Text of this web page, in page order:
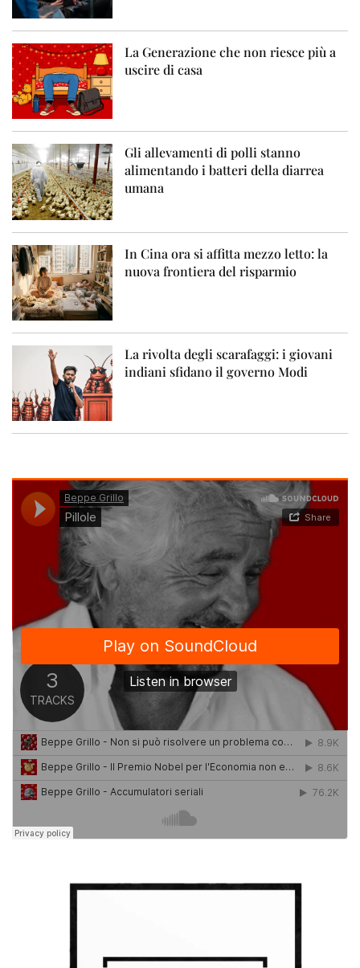
La Generazione che non riesce più a
uscire di casa
Gli allevamenti di polli stanno
alimentando i batteri della diarrea
umana
In Cina ora si affitta mezzo letto: la
nuova frontiera del risparmio
La rivolta degli scarafaggi: i giovani
indiani sfidano il governo Modi